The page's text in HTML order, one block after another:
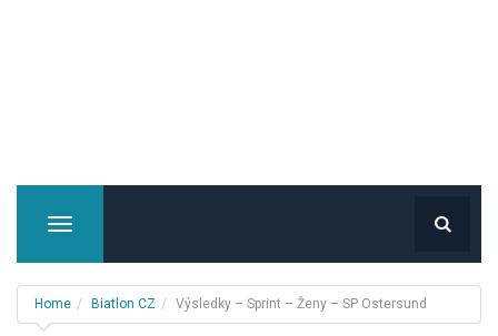
T
g
l
Home Biatlon CZ Výsledky – Sprint – Ženy – SP Ostersund